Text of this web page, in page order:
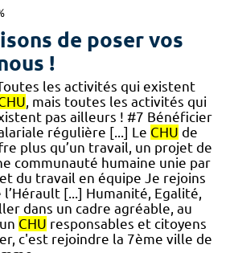
de poser vos
!
les activités qui existent
, mais toutes les activités qui
pas ailleurs ! #7 Bénéficier
régulière [...] Le CHU de
plus qu’un travail, un projet de
communauté humaine unie par
du travail en équipe Je rejoins
[...] Humanité, Egalité,
dans un cadre agréable, au
CHU responsables et citoyens
c'est rejoindre la 7ème ville de